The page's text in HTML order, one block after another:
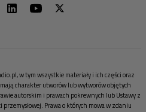
w tym wszystkie materiały i ich części oraz
charakter utworów lub wytworów objętych
autorskim i prawach pokrewnych lub Ustawy z
przemysłowej. Prawa o których mowa w zdaniu